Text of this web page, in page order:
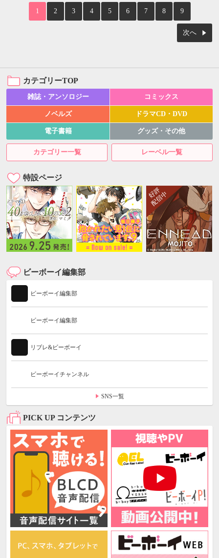
1 2 3 4 5 6 7 8 9
次へ
カテゴリーTOP
雑誌・アンソロジー コミックス
ノベルズ ドラマCD・DVD
電子書籍 グッズ・その他
カテゴリー一覧 レーベル一覧
特設ページ
ビーボーイ編集部
ビーボーイ編集部
ビーボーイ編集部
リブレ&ビーボーイ
ビーボーイチャンネル
SNS一覧
PICK UP コンテンツ